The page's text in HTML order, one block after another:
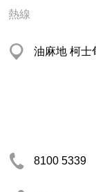
熱線
油麻地 柯士
8100 5339